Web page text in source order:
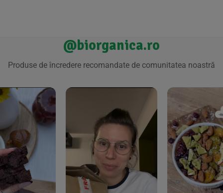
@biorganica.ro
Produse de încredere recomandate de comunitatea noastră